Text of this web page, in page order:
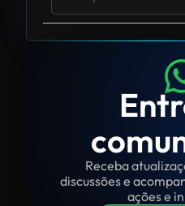
Receba
discussões e
ações e